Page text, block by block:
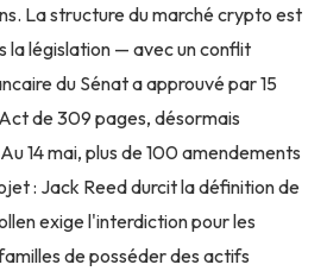
La structure du marché crypto est
la législation — avec un conflit
du Sénat a approuvé par 15
de 309 pages, désormais
14 mai, plus de 100 amendements
: Jack Reed durcit la définition de
exige l'interdiction pour les
de posséder des actifs